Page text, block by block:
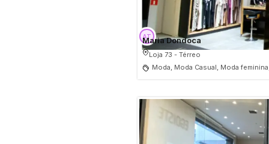
Maria Dondoca
Loja 73 - Térreo
Moda, Moda Casual, Moda